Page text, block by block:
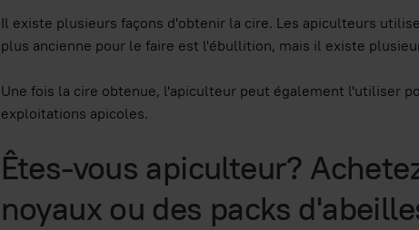
Il existe plusieurs façons d'obtenir la cire. Les apiculteurs
plus ancienne pour le faire est l'ébullition, mais il existe
Une fois la cire obtenue, l'apiculteur peut également l'utiliser
exploitations apicoles.
Êtes-vous apiculteur?
noyaux ou des packs